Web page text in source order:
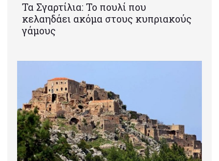
Τα Σγαρτίλια: Το πουλί που
κελαηδάει ακόμα στους κυπριακούς
γάμους